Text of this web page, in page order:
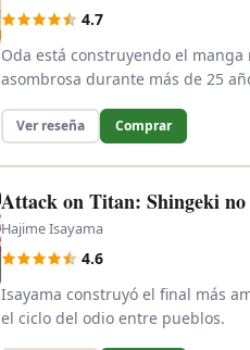
4.7
Oda está construyendo el
asombrosa durante más de 25
Ver reseña Comprar
Attack on Titan: Shingeki
Hajime Isayama
4.6
Isayama construyó el final más
el ciclo del odio entre pueblos.